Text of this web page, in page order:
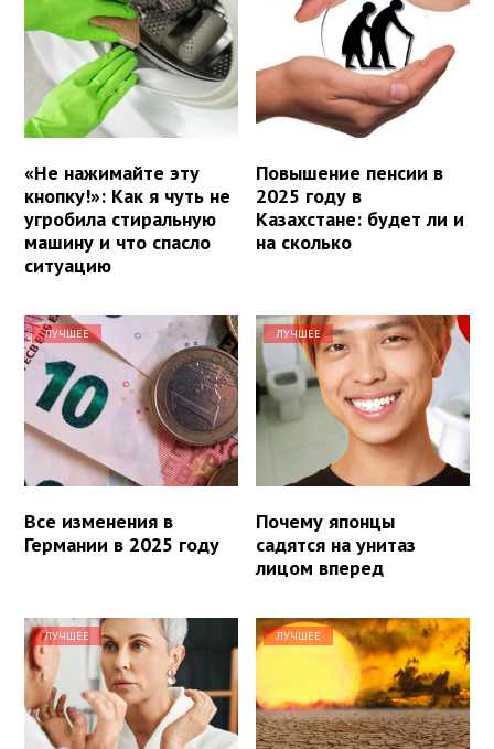
«Не нажимайте эту
кнопку!»: Как я чуть не
угробила стиральную
машину и что спасло
ситуацию
Повышение пенсии в
2025 году в
Казахстане: будет ли и
на сколько
ЛУЧШЕЕ
Все изменения в
Германии в 2025 году
ЛУЧШЕЕ
Почему японцы
садятся на унитаз
лицом вперед
ЛУЧШЕЕ ЛУЧШЕЕ